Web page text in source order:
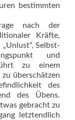
bestimmten
nach der
Kräfte,
Selbst­
und
zu einem
überschätzen
des
des Übens.
gebracht zu
letztendlich